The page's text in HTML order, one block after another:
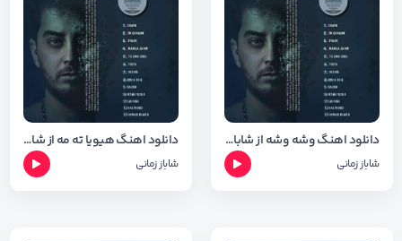
دانلود اهنگ وشه وشه از شاباز زمانی + متن و شعر
شاباز زمانی
دانلود اهنگ هیویا ته مه از شاباز زمانی + متن و شعر
شاباز زمانی